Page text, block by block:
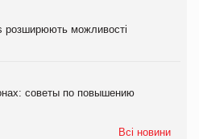
розширюють можливості
советы по повышению
Всі новини